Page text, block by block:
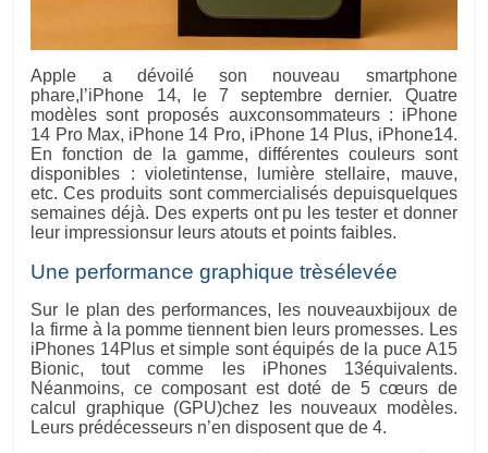
Apple a dévoilé son nouveau smartphone
phare,l’iPhone 14, le 7 septembre dernier. Quatre
modèles sont proposés auxconsommateurs : iPhone
14 Pro Max, iPhone 14 Pro, iPhone 14 Plus, iPhone14.
En fonction de la gamme, différentes couleurs sont
disponibles : violetintense, lumière stellaire, mauve,
etc. Ces produits sont commercialisés depuisquelques
semaines déjà. Des experts ont pu les tester et donner
leur impressionsur leurs atouts et points faibles.
Une performance graphique trèsélevée
Sur le plan des performances, les nouveauxbijoux de
la firme à la pomme tiennent bien leurs promesses. Les
iPhones 14Plus et simple sont équipés de la puce A15
Bionic, tout comme les iPhones 13équivalents.
Néanmoins, ce composant est doté de 5 cœurs de
calcul graphique (GPU)chez les nouveaux modèles.
Leurs prédécesseurs n’en disposent que de 4.